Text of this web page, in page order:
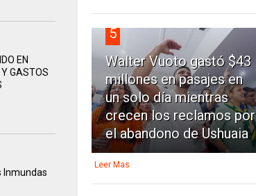
EN
GASTOS
Inmundas
5
Walter Vuoto gastó $43
millones en pasajes en
un solo día mientras
crecen los reclamos por
el abandono de Ushuaia
Leer Mas